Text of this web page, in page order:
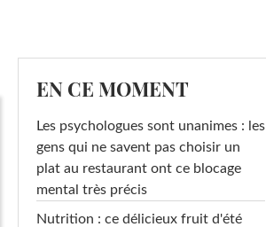
EN CE MOMENT
Les psychologues sont unanimes : les
gens qui ne savent pas choisir un
plat au restaurant ont ce blocage
mental très précis
Nutrition : ce délicieux fruit d'été